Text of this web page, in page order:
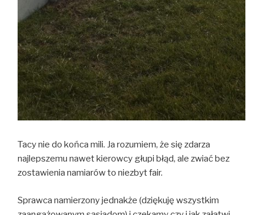
Tacy nie do końca mili. Ja rozumiem, że się zdarza
najlepszemu nawet kierowcy głupi błąd, ale zwiać bez
zostawienia namiarów to niezbyt fair.
Sprawca namierzony jednakże (dziękuję wszystkim